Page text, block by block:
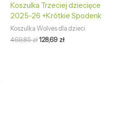
Koszulka Trzeciej dziecięce
2025-26 +Krótkie Spodenk
Koszulka Wolves dla dzieci
469,85zł128,69 zł